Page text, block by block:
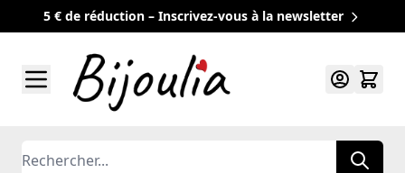
5 € de réduction – Inscrivez-vous à la newsletter
Rechercher